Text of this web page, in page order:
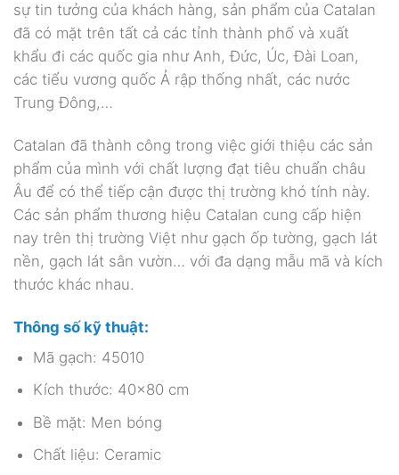
sự tin tưởng của khách hàng, sản phẩm của Catalan
đã có mặt trên tất cả các tỉnh thành phố và xuất
khẩu đi các quốc gia như Anh, Đức, Úc, Đài Loan,
các tiểu vương quốc Ả rập thống nhất, các nước
Trung Đông,…
Catalan đã thành công trong việc giới thiệu các sản
phẩm của mình với chất lượng đạt tiêu chuẩn châu
Âu để có thể tiếp cận được thị trường khó tính này.
Các sản phẩm thương hiệu Catalan cung cấp hiện
nay trên thị trường Việt như gạch ốp tường, gạch lát
nền, gạch lát sân vườn… với đa dạng mẫu mã và kích
thước khác nhau.
Thông số kỹ thuật:
Mã gạch: 45010
Kích thước: 40×80 cm
Bề mặt: Men bóng
Chất liệu: Ceramic